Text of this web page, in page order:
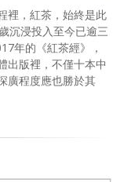
裡，紅茶，始終是此
沉浸投入至今已逾三
年的《紅茶經》，
出版裡，不僅十本中
廣程度應也勝於其